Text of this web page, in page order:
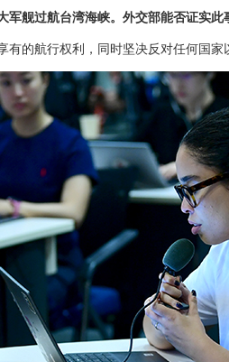
军舰过航台湾海峡。外交部能否证实此
有的航行权利，同时坚决反对任何国